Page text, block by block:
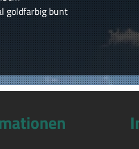
goldfarbig bunt